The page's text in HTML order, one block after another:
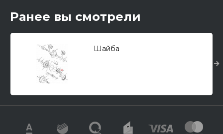
Ранее вы смотрели
Шайба